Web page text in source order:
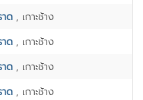
ด , เกาะช้าง
ด , เกาะช้าง
ด , เกาะช้าง
ด , เกาะช้าง